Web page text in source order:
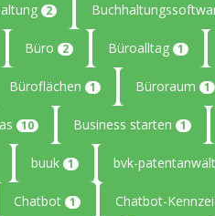
2
Büro 2 Büroalltag 1
Büroflächen 1 Büroraum 1
10 Business starten 1
buuk 1 bvk-
Chatbot 1 Chatbot-